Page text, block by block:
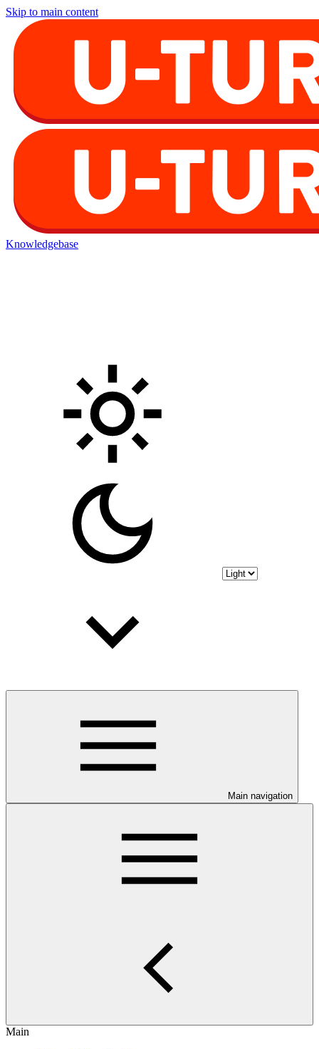
Skip to main content
Knowledgebase
Main navigation
Main